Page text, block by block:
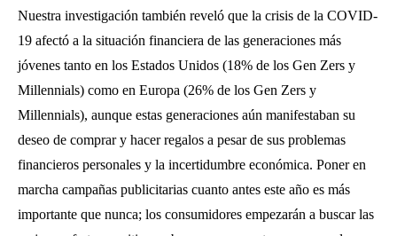
Nuestra investigación también reveló que la crisis de la COVID-
19 afectó a la situación financiera de las generaciones más
jóvenes tanto en los Estados Unidos (18% de los Gen Zers y
Millennials) como en Europa (26% de los Gen Zers y
Millennials), aunque estas generaciones aún manifestaban su
deseo de comprar y hacer regalos a pesar de sus problemas
financieros personales y la incertidumbre económica. Poner en
marcha campañas publicitarias cuanto antes este año es más
importante que nunca; los consumidores empezarán a buscar las